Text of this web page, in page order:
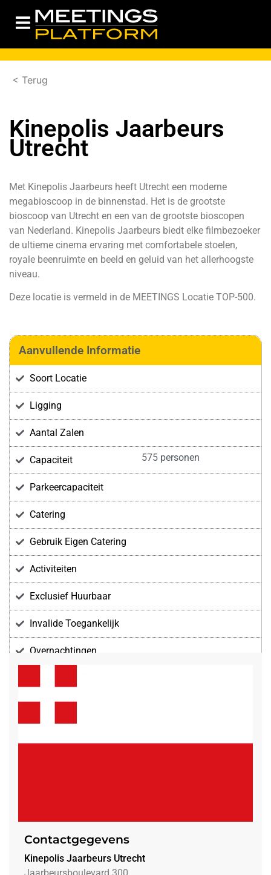
< Terug
Kinepolis Jaarbeurs
Utrecht
Met Kinepolis Jaarbeurs heeft Utrecht een moderne
megabioscoop in de binnenstad. Het is de grootste
bioscoop van Utrecht en een van de grootste bioscopen
van Nederland. Kinepolis Jaarbeurs biedt elke filmbezoeker
de ultieme cinema ervaring met comfortabele stoelen,
royale beenruimte en beeld en geluid van het allerhoogste
niveau.
Deze locatie is vermeld in de MEETINGS Locatie TOP-500.
Aanvullende Informatie
Soort Locatie
Ligging
Aantal Zalen
Capaciteit 575 personen
Parkeercapaciteit
Catering
Gebruik Eigen Catering
Activiteiten
Exclusief Huurbaar
Invalide Toegankelijk
Overnachtingen
Contactgegevens
Kinepolis Jaarbeurs Utrecht